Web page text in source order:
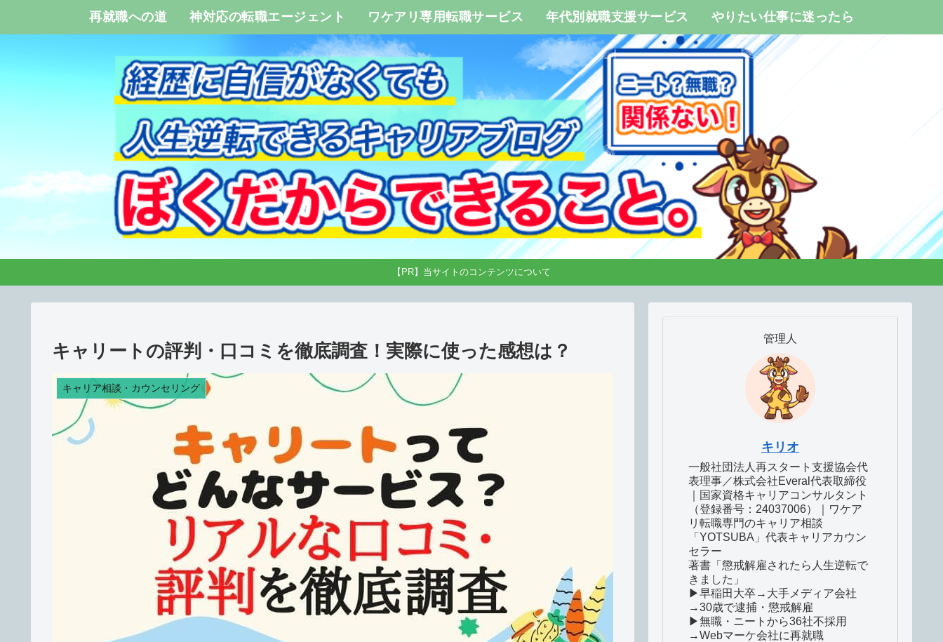
再就職への道 神対応の転職エージェント ワケアリ専用転職サービス 年代別就職支援サービス やりたい仕事に迷ったら
【PR】当サイトのコンテンツについて
キャリートの評判・口コミを徹底調査！実際に使った感想は？
キャリア相談・カウンセリング
管理人
キリオ
一般社団法人再スタート支援協会代
表理事／株式会社Everal代表取締役
｜国家資格キャリアコンサルタント
（登録番号：24037006）｜ワケア
リ転職専門のキャリア相談
「YOTSUBA」代表キャリアカウン
セラー
著書「懲戒解雇されたら人生逆転で
きました」
▶早稲田大卒→大手メディア会社
→30歳で逮捕・懲戒解雇
▶無職・ニートから36社不採用
→Webマーケ会社に再就職